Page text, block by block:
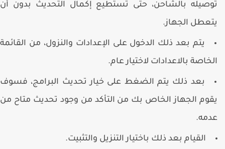
بالشاحن، حتى تستطيع إكمال التحديث بدون أن
الجهاز.
يتم بعد ذلك الدخول على الإعدادات والنزول، من القائمة
بالاعدادات لاختيار عام.
بعد ذلك يتم الضغط على خيار تحديث البرامج، فسوف
الجهاز الخاص بك من التأكد من وجود تحديث متاح من
القيام بعد ذلك باختيار التنزيل والتثبيت.